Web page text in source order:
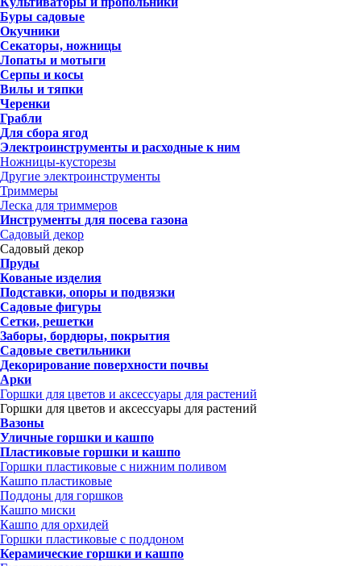
Буры садовые
Окучники
Секаторы, ножницы
Лопаты и мотыги
Серпы и косы
Вилы и тяпки
Черенки
Грабли
Для сбора ягод
Электроинструменты и расходные к ним
Ножницы-кусторезы
Другие электроинструменты
Триммеры
Леска для триммеров
Инструменты для посева газона
Садовый декор
Садовый декор
Пруды
Кованые изделия
Подставки, опоры и подвязки
Садовые фигуры
Сетки, решетки
Заборы, бордюры, покрытия
Садовые светильники
Декорирование поверхности почвы
Арки
Горшки для цветов и аксессуары для растений
Горшки для цветов и аксессуары для растений
Вазоны
Уличные горшки и кашпо
Пластиковые горшки и кашпо
Горшки пластиковые с нижним поливом
Кашпо пластиковые
Поддоны для горшков
Кашпо миски
Кашпо для орхидей
Горшки пластиковые с поддоном
Керамические горшки и кашпо